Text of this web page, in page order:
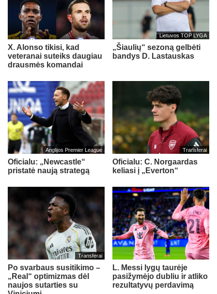
X. Alonso tikisi, kad
veteranai suteiks daugiau
drausmės komandai
Lietuvos TOP LYGA
„Šiaulių“ sezoną gelbėti
bandys D. Lastauskas
Anglijos Premier League
Oficialu: „Newcastle“
pristatė naują strategą
Transferai
Oficialu: C. Norgaardas
keliasi į „Everton“
Transferai
Po svarbaus susitikimo –
„Real“ optimizmas dėl
naujos sutarties su
L. Messi lygų taurėje
pasižymėjo dubliu ir atliko
rezultatyvų perdavimą